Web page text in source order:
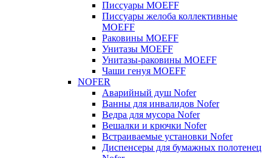
Писсуары MOEFF
Писсуары желоба коллективные
MOEFF
Раковины MOEFF
Унитазы MOEFF
Унитазы-раковины MOEFF
Чаши генуя MOEFF
NOFER
Аварийный душ Nofer
Ванны для инвалидов Nofer
Ведра для мусора Nofer
Вешалки и крючки Nofer
Встраиваемые установки Nofer
Диспенсеры для бумажных полотенец